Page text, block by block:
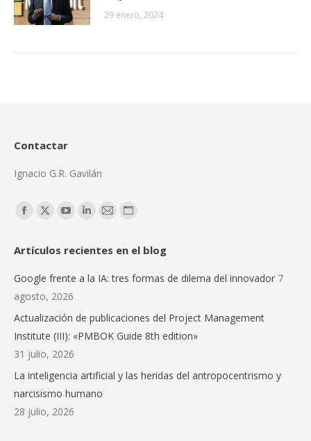
29 enero, 2024
Contactar
Ignacio G.R. Gavilán
Encuéntranos en:
Facebook
opens
new
X
opens
in
new
YouTube
opens
in
new
Linkedin
opens
in
Mail
opens
in
Sitio
page
opens
Artículos recientes en el blog
Google frente a la IA: tres formas de dilema del innovador 7
agosto, 2026
Actualización de publicaciones del Project Management
Institute (III): «PMBOK Guide 8th edition»
31 julio, 2026
La inteligencia artificial y las heridas del antropocentrismo y
narcisismo humano
28 julio, 2026